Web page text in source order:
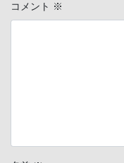
コメント ※